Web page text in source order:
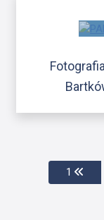
1